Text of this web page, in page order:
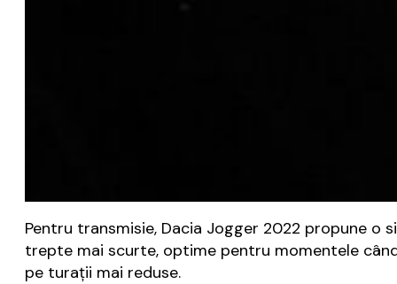
Pentru transmisie, Dacia Jogger 2022 propune o
trepte mai scurte, optime pentru momentele
pe turații mai reduse.